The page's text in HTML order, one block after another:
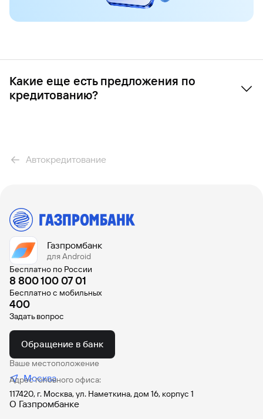
Какие ещe есть предложения по
кредитованию?
На БУ автомобиль
Рассчитать предварительный платеж можно с помощью
калькулятора автокредита
Автокредитование
Газпромбанк
для Android
Бесплатно по России
8 800 100 07 01
Бесплатно с мобильных
400
Задать вопрос
Обращение в банк
Ваше местоположение
Москва
Адрес головного офиса:
117420, г. Москва, ул. Наметкина, дом 16, корпус 1
О Газпромбанке